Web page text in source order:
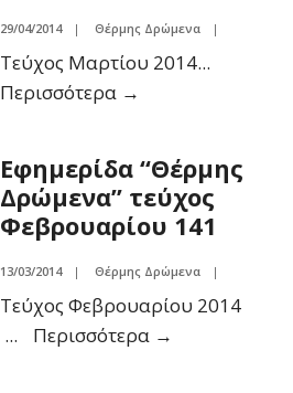
29/04/2014 | Θέρμης Δρώμενα |
Τεύχος Μαρτίου 2014...
Περισσότερα →
Εφημερίδα “Θέρμης
Δρώμενα” τεύχος
Φεβρουαρίου 141
13/03/2014 | Θέρμης Δρώμενα |
Τεύχος Φεβρουαρίου 2014
...
Περισσότερα →